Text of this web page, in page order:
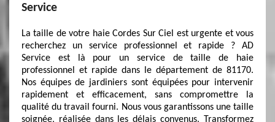
Service
La taille de votre haie Cordes Sur Ciel est urgente et vous
recherchez un service professionnel et rapide ? AD
Service est là pour un service de taille de haie
professionnel et rapide dans le département de 81170.
Nos équipes de jardiniers sont équipées pour intervenir
rapidement et efficacement, sans compromettre la
qualité du travail fourni. Nous vous garantissons une taille
soignée, réalisée dans les délais convenus. Transformez